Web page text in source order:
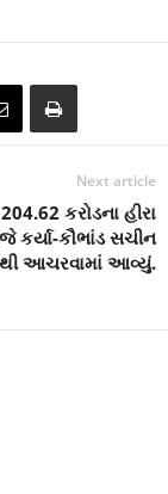
Next article
કરોડના હીરા
કર્યા-કૌભાંડ સચીન
આચરવામાં આવ્યું.